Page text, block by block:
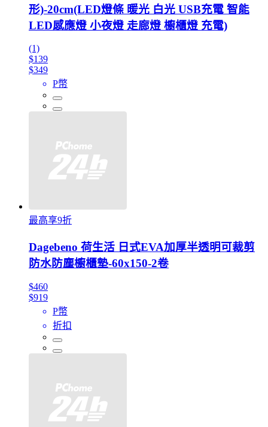
形)-20cm(LED燈條 暖光 白光 USB充電 智能
LED感應燈 小夜燈 走廊燈 櫥櫃燈 充電)
(1)
$139
$349
P幣
最高享9折
Dagebeno 荷生活 日式EVA加厚半透明可裁剪
防水防塵櫥櫃墊-60x150-2卷
$460
$919
P幣
折扣